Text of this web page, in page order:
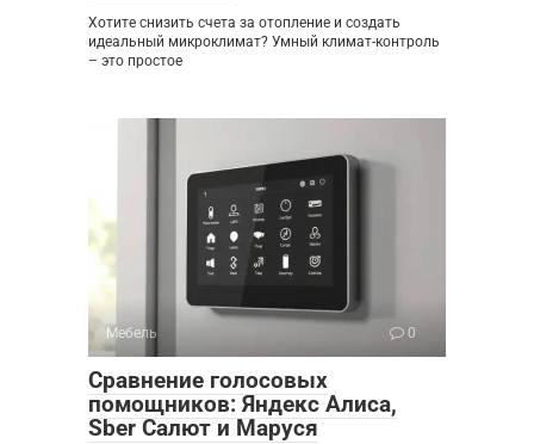
Хотите снизить счета за отопление и создать
идеальный микроклимат? Умный климат-контроль
– это простое
Мебель 0
Сравнение голосовых
помощников: Яндекс Алиса,
Sber Салют и Маруся